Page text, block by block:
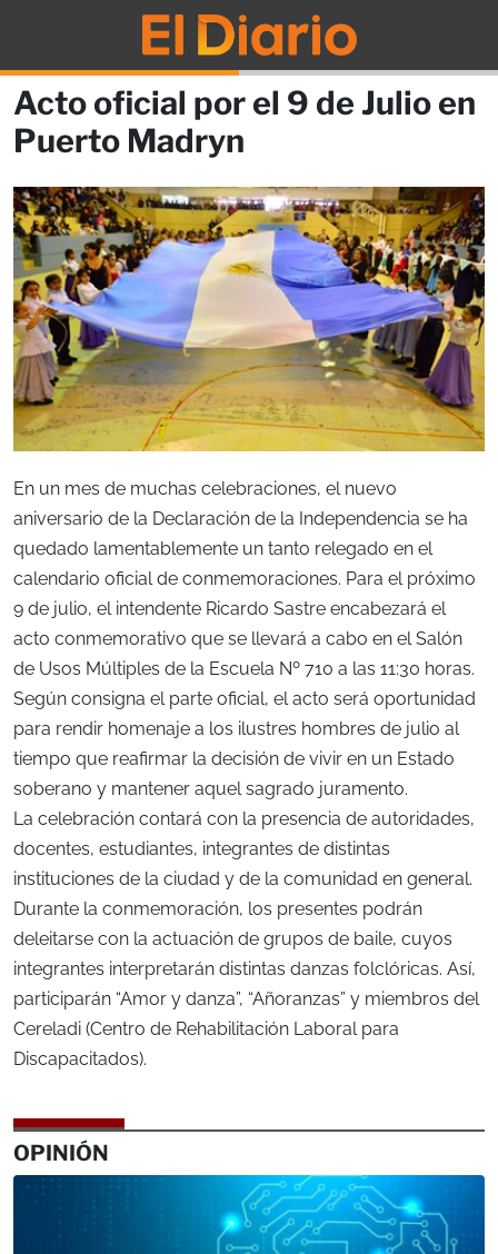
Acto oficial por el 9 de Julio en
Puerto Madryn
En un mes de muchas celebraciones, el nuevo
aniversario de la Declaración de la Independencia se ha
quedado lamentablemente un tanto relegado en el
calendario oficial de conmemoraciones. Para el próximo
9 de julio, el intendente Ricardo Sastre encabezará el
acto conmemorativo que se llevará a cabo en el Salón
de Usos Múltiples de la Escuela Nº 710 a las 11:30 horas.
Según consigna el parte oficial, el acto será oportunidad
para rendir homenaje a los ilustres hombres de julio al
tiempo que reafirmar la decisión de vivir en un Estado
soberano y mantener aquel sagrado juramento.
La celebración contará con la presencia de autoridades,
docentes, estudiantes, integrantes de distintas
instituciones de la ciudad y de la comunidad en general.
Durante la conmemoración, los presentes podrán
deleitarse con la actuación de grupos de baile, cuyos
integrantes interpretarán distintas danzas folclóricas. Así,
participarán “Amor y danza”, “Añoranzas” y miembros del
Cereladi (Centro de Rehabilitación Laboral para
Discapacitados).
OPINIÓN